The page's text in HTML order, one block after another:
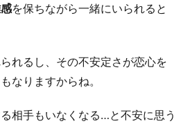
を保ちながら一緒にいられると
れるし、その不安定さが恋心を
なりますからね。
相手もいなくなる…と不安に思う